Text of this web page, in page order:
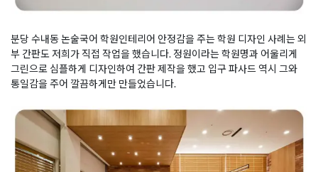
분당 수내동 논술국어 학원인테리어 안정감을 주는 학원 디자인 사례는 외
부 간판도 저희가 직접 작업을 했습니다. 정원이라는 학원명과 어울리게
그린으로 심플하게 디자인하여 간판 제작을 했고 입구 파사드 역시 그와
통일감을 주어 깔끔하게만 만들었습니다.